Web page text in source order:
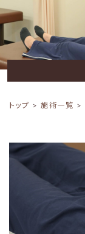
トップ 施術一覧